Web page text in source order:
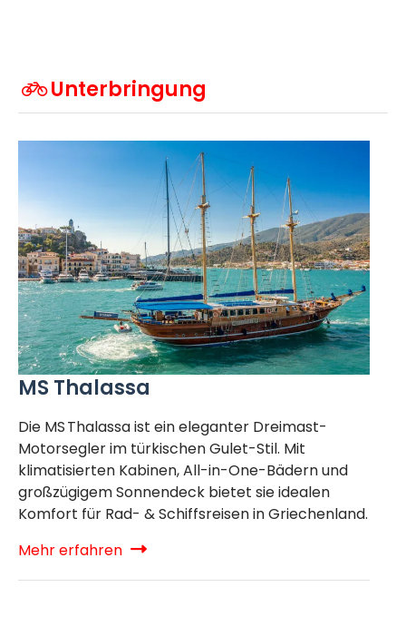
Unterbringung
MS Thalassa
Die MS Thalassa ist ein eleganter Dreimast-
Motorsegler im türkischen Gulet-Stil. Mit
klimatisierten Kabinen, All-in-One-Bädern und
großzügigem Sonnendeck bietet sie idealen
Komfort für Rad- & Schiffsreisen in Griechenland.
Mehr erfahren